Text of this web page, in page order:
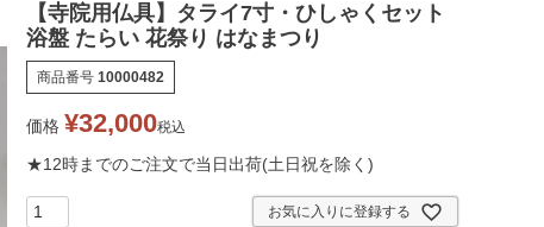
【寺院用仏具】タライ7寸・ひしゃくセット
浴盤 たらい 花祭り はなまつり
商品番号 10000482
価格 ¥32,000税込
★12時までのご注文で当日出荷(土日祝を除く)
お気に入りに登録する